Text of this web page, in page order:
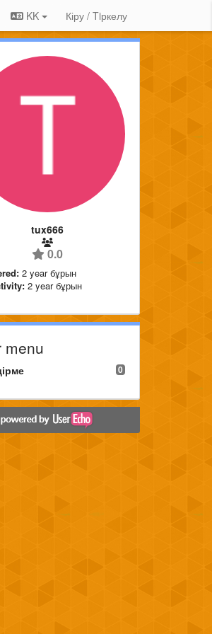
KK Кіру / Tiркелу
tux666
0.0
2 year бұрын
2 year бұрын
menu
0